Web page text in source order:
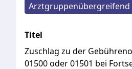
Arztgruppenübergreifend
Titel
Zuschlag zu der
01500 oder 01501 bei